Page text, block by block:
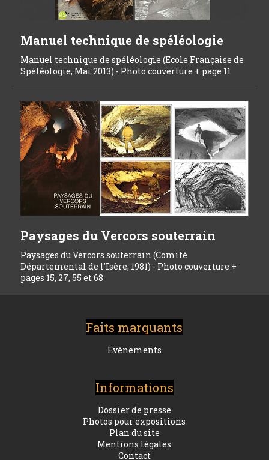
Manuel technique de spéléologie
Manuel technique de spéléologie (Ecole Française de
Spéléologie, Mai 2013) - Photo couverture + page 11
Paysages du Vercors souterrain
Paysages du Vercors souterrain (Comité
Départemental de l'Isère, 1981) - Photo couverture +
pages 15, 27, 55 et 68
Faits marquants
Evénements
Informations
Dossier de presse
Photos pour expositions
Plan du site
Mentions légales
Contact